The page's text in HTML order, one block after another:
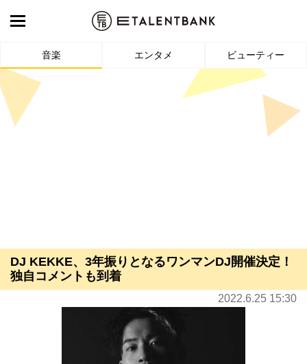
音楽 エンタメ ビューティー
DJ KEKKE、3年振りとなるワンマンDJ開催決定！
独自コメントも到着
2022.6.25 15:30